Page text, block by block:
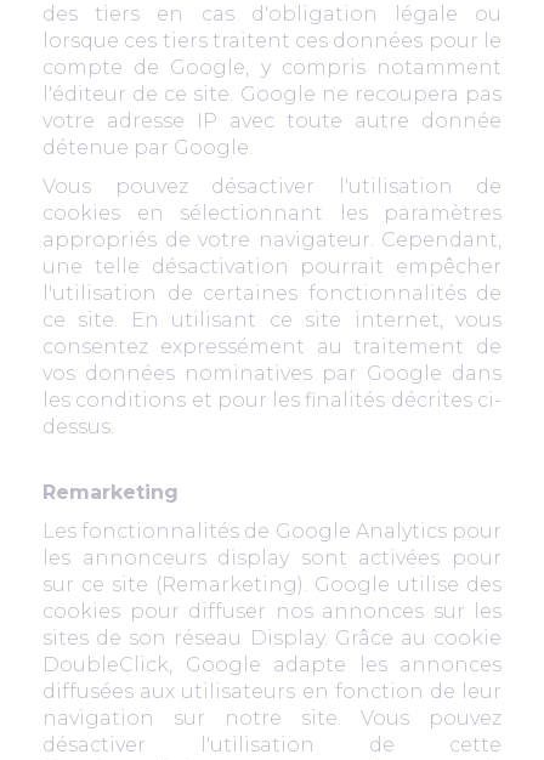
des tiers en cas d'obligation légale ou
lorsque ces tiers traitent ces données pour le
compte de Google, y compris notamment
l'éditeur de ce site. Google ne recoupera pas
votre adresse IP avec toute autre donnée
détenue par Google.
Vous pouvez désactiver l'utilisation de
cookies en sélectionnant les paramètres
appropriés de votre navigateur. Cependant,
une telle désactivation pourrait empêcher
l'utilisation de certaines fonctionnalités de
ce site. En utilisant ce site internet, vous
consentez expressément au traitement de
vos données nominatives par Google dans
les conditions et pour les finalités décrites ci-
dessus.
Remarketing
Les fonctionnalités de Google Analytics pour
les annonceurs display sont activées pour
sur ce site (Remarketing). Google utilise des
cookies pour diffuser nos annonces sur les
sites de son réseau Display. Grâce au cookie
DoubleClick, Google adapte les annonces
diffusées aux utilisateurs en fonction de leur
navigation sur notre site. Vous pouvez
désactiver l'utilisation de cette